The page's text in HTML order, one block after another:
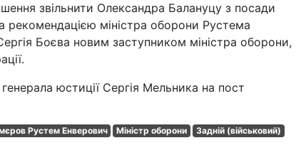
звільнити Олександра Балануцу з посади
рекомендацією міністра оборони Рустема
Боєва новим заступником міністра оборони,
юстиції Сергія Мельника на пост
Рустем Енверович Міністр оборони
Задній (військовий)